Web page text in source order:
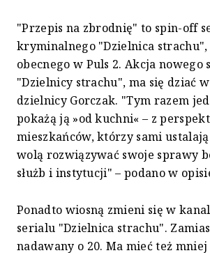
"Przepis na zbrodnię" to spin-off
kryminalnego "Dzielnica strachu",
obecnego w Puls 2. Akcja
"Dzielnicy strachu", ma się dziać
dzielnicy Gorczak. "Tym razem
pokażą ją »od kuchni« – z
mieszkańców, którzy sami
wolą rozwiązywać swoje sprawy
służb i instytucji" – podano w
Ponadto wiosną zmieni się w
serialu "Dzielnica strachu".
nadawany o 20. Ma mieć też